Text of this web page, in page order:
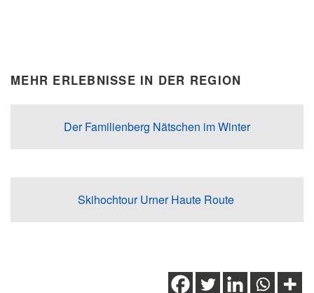
MEHR ERLEBNISSE IN DER REGION
Der Familienberg Nätschen im Winter
Skihochtour Urner Haute Route